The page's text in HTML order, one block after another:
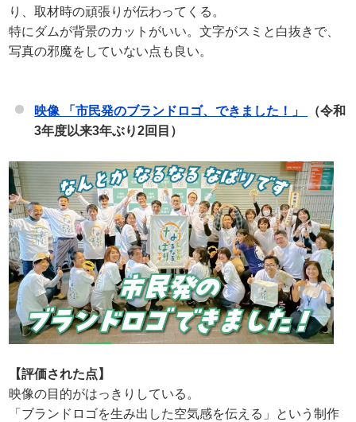
り、取材時の頑張りが伝わってくる。
特にダムが背景のカットがいい。文字がスミと白抜きで、
写真の邪魔をしていない点も良い。
映像 「市民発のブランドロゴ、できました！」
（令和
3年度以来3年ぶり2回目）
【評価された点】
映像の目的がはっきりしている。
「ブランドロゴを生み出した空気感を伝える」という制作